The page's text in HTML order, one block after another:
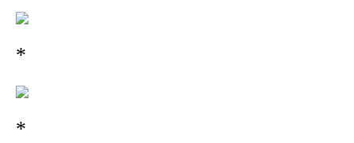
*
*